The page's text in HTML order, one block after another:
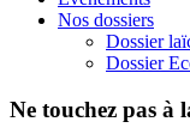
Nos dossiers
Dossier
Dossier
Ne touchez pas à